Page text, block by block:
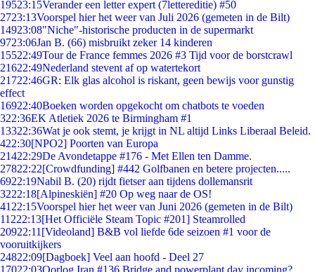
19523:15Verander een letter expert (7lettereditie) #50
2723:13Voorspel hier het weer van Juli 2026 (gemeten in de Bilt)
14923:08"Niche"-historische producten in de supermarkt
9723:06Jan B. (66) misbruikt zeker 14 kinderen
15522:49Tour de France femmes 2026 #3 Tijd voor de borstcrawl
21622:49Nederland stevent af op watertekort
21722:46GR: Elk glas alcohol is riskant, geen bewijs voor gunstig
effect
16922:40Boeken worden opgekocht om chatbots te voeden
322:36EK Atletiek 2026 te Birmingham #1
13322:36Wat je ook stemt, je krijgt in NL altijd Links Liberaal Beleid.
422:30[NPO2] Poorten van Europa
21422:29De Avondetappe #176 - Met Ellen ten Damme.
27822:22[Crowdfunding] #442 Golfbanen en betere projecten.....
6922:19Nabil B. (20) rijdt fietser aan tijdens dollemansrit
3222:18[Alpineskiën] #20 Op weg naar de OS!
41 22:15Voorspel hier het weer van Juni 2026 (gemeten in de Bilt)
11222:13[Het Officiële Steam Topic #201] Steamrolled
20922:11 [Videoland] B&B vol liefde 6de seizoen #1 voor de
vooruitkijkers
24822:09[Dagboek] Veel aan hoofd - Deel 27
17022:03Oorlog Iran #136 Bridge and powerplant day incoming?